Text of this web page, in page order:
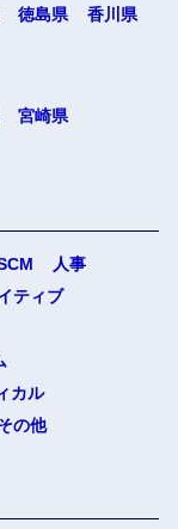
徳島県
香川県
宮崎県
人事
ティブ
カル
の他